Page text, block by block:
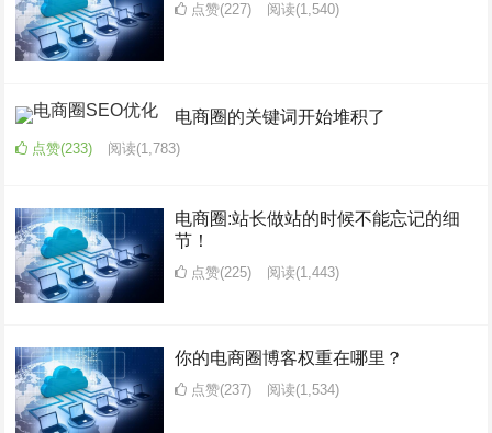
点赞(227) 阅读(1,540)
电商圈的关键词开始堆积了
点赞(233) 阅读(1,783)
电商圈:站长做站的时候不能忘记的细
节！
点赞(225) 阅读(1,443)
你的电商圈博客权重在哪里？
点赞(237) 阅读(1,534)